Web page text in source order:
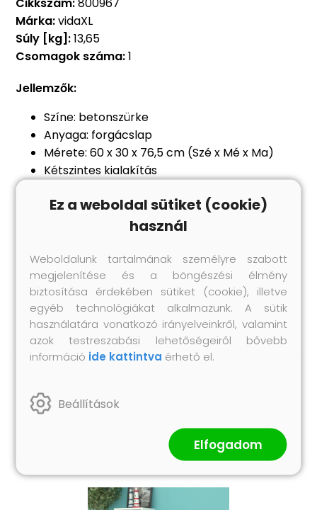
Márka:vidaXL
Súly [kg]:13,65
Csomagok száma:1
Jellemzők:
Színe: betonszürke
Anyaga: forgácslap
Mérete: 60 x 30 x 76,5 cm (Szé x Mé x Ma)
Kétszintes kialakítás
FIGYELMEZTETÉS: A dőlés megakadályozása
érdekében a mellékelt tartóelem
Legal Documents:
Itttovábbi részleteket találhat arról; hogyan
akadályozza meg a bútorok felborulását
Hasonló termékek
Ez a weboldal sütiket (cookie)
használ
Weboldalunk tartalmának személyre szabott
megjelenítése és a böngészési élmény
biztosítása érdekében sütiket (cookie), illetve
egyéb technológiákat alkalmazunk. A sütik
használatára vonatkozó irányelveinkről, valamint
azok testreszabási lehetőségeiről bővebb
információ ide kattintva érhető el.
Beállítások
Elfogadom